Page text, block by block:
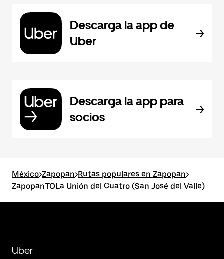
Descarga la app de
Uber
Descarga la app para
socios
México>Zapopan>Rutas populares en Zapopan>
ZapopanTOLa Unión del Cuatro (San José del Valle)
Uber